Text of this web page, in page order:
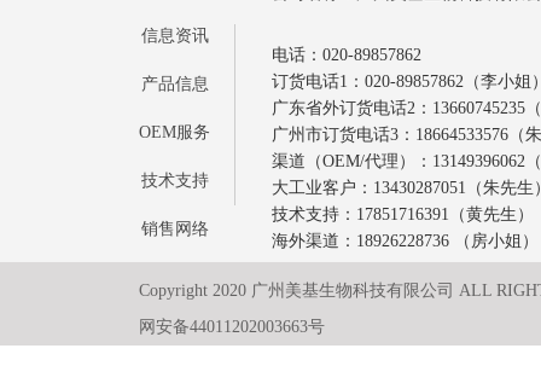
信息资讯
产品信息
OEM服务
技术支持
销售网络
电话：020-89857862
订货电话1：020-89857862（李小姐
广东省外订货电话2：13660745235
广州市订货电话3：18664533576（
渠道（OEM/代理）：13149396062
大工业客户：13430287051（朱先生
技术支持：17851716391（黄先生）
海外渠道：18926228736 （房小姐）
Copyright 2020 广州美基生物科技有限公司 ALL
网安备44011202003663号